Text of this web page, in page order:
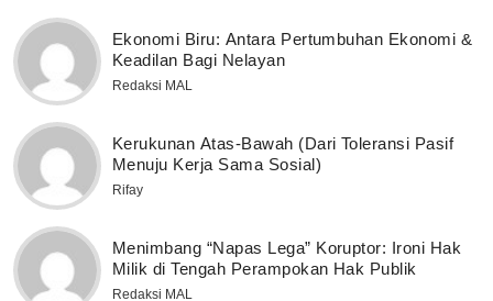
Ekonomi Biru: Antara Pertumbuhan Ekonomi &
Keadilan Bagi Nelayan
Redaksi MAL
Kerukunan Atas-Bawah (Dari Toleransi Pasif
Menuju Kerja Sama Sosial)
Rifay
Menimbang “Napas Lega” Koruptor: Ironi Hak
Milik di Tengah Perampokan Hak Publik
Redaksi MAL